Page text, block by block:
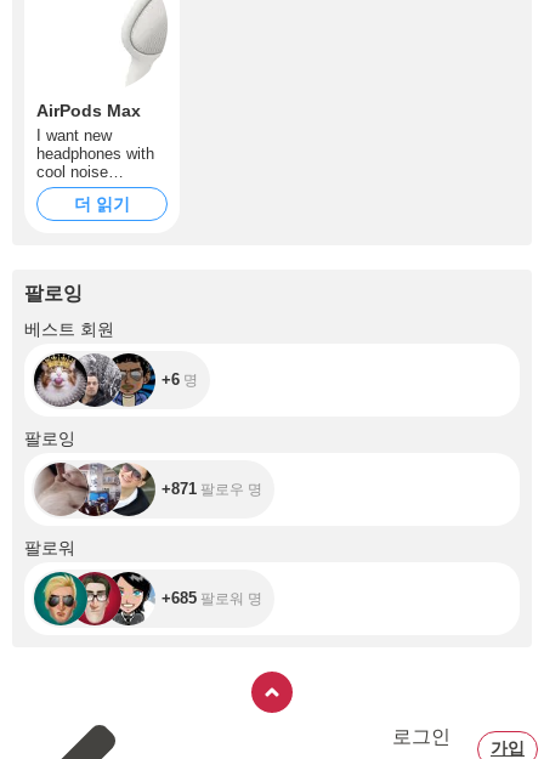
AirPods Max
I want new
headphones with
cool noise
cancellation.
더 읽기
팔로잉
베스트 회원
+6 명
팔로잉
+871 팔로우 명
팔로워
+685 팔로워 명
로그인
가입